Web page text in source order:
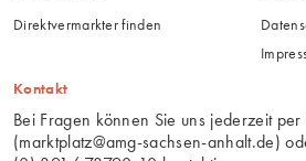
Direktvermarkter finden
Kontakt
Bei Fragen können Sie uns jederzeit
(marktplatz@amg-sachsen-anhalt.de)